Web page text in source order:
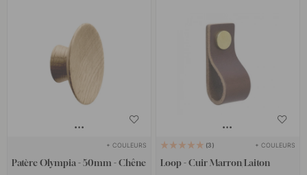
+ COULEURS
Patère Olympia - 50mm - Chêne
3 + COULEURS
Loop - Cuir Marron/Laiton